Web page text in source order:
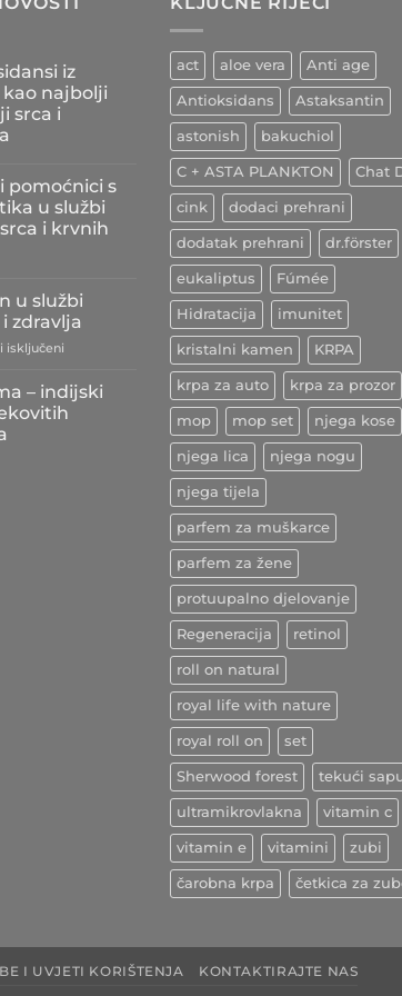
iz
najbolji
srca i
pomoćnici s
u službi
i krvnih
u službi
zdravlja
isključeni
u
službi
ljepote
– indijski
act aloe vera Anti age
Antioksidans Astaksantin
astonish bakuchiol
C + ASTA PLANKTON Chat
cink dodaci prehrani
dodatak prehrani dr.förster
eukaliptus Fúmée
Hidratacija imunitet
kristalni kamen KRPA
krpa za auto krpa za prozor
mop mop set njega kose
njega lica njega nogu
njega tijela
parfem za muškarce
parfem za žene
protuupalno djelovanje
Regeneracija retinol
roll on natural
royal life with nature
royal roll on set
Sherwood forest tekući
ultramikrovlakna vitamin c
vitamin e vitamini zubi
čarobna krpa četkica za
I UVJETI KORIŠTENJA KONTAKTIRAJTE NAS